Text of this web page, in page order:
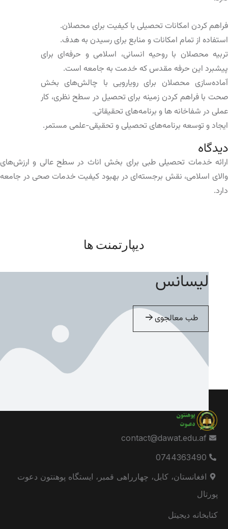
فراهم کردن امکانات تحصیلی با کیفیت برای محصلان.
استفاده از تمام امکانات و منابع برای رسیدن به هدف.
تربیه محصلان با روحیه انسانی، اسلامی و حرفه‌ای برای
پیشبرد این حرفه مقدس که خدمت به جامعه است.
آماده‌سازی محصلان برای رویارویی با چالش‌های بخش
صحت با فراهم کردن زمینه برای تحصیل در سطح نظری، کار
عملی در شفاخانه ها و برنامه‌های تحقیقاتی.
ایجاد و توسعه برنامه‌های تحصیلی و تحقیقی-علمی مستمر.
دیدگاه
ارائه خدمات تحصیلی طبی برای بخش اناث در سطح عالی و ارزش‌های
والای اسلامی، نقش برجسته‌ای در بهبود کیفیت خدمات صحی در جامعه
دارد.
دیپارتمنت ها
لیسانس
طب معالجوی
contact@dawat.edu.af
0744363490
افغانستان، کابل، چهارراهی قمبر، ایستگاه پوهنتون دعوت
پورتال
کتابخانه دیجیتل